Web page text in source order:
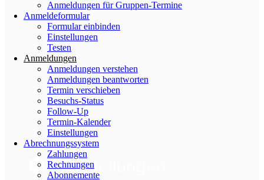
Anmeldungen für Gruppen-Termine
Anmeldeformular
Formular einbinden
Einstellungen
Testen
Anmeldungen
Anmeldungen verstehen
Anmeldungen beantworten
Termin verschieben
Besuchs-Status
Follow-Up
Termin-Kalender
Einstellungen
Abrechnungssystem
Zahlungen
Rechnungen
Abonnemente